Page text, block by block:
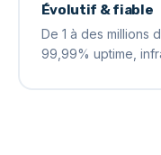
Évolutif & fiable
De 1 à des millions
99,99% uptime,